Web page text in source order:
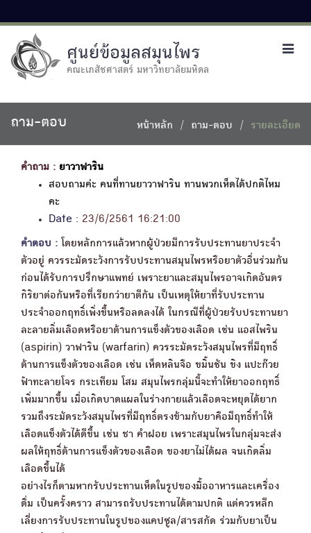
ศูนย์ข้อมูลสมุนไพร
คณะเภสัชศาสตร์ มหาวิทยาลัยมหิดล
ถาม-ตอบ หน้าหลัก ถาม-ตอบ รายละเอียด
คำถาม : ยาวาฟาริน
สอบถามค่ะ คนที่ทานยาวาฟาริน ทานพวกเห็ดได้ปกติไหม
คะ
Date : 23/6/2561 16:21:00
คำตอบ : โดยหลักการแล้วหากผู้ป่วยมีการรับประทานยาประจำ
ตัวอยู่ ควรระมัดระวังการรับประทานสมุนไพรหรือยาตัวอื่นร่วมกัน
ก่อนได้รับการปรึกษาแพทย์ เพราะยาและสมุนไพรอาจเกิดอันตร
กิริยาต่อกันหรือที่เรียกว่ายาตีกัน เป็นเหตุให้ยาที่รับประทาน
ประจำออกฤทธิ์เพิ่งขึ้นหรือลดลงได้ ในกรณีที่ผู้ป่วยรับประทานยา
ละลายลิ่มเลือดหรือยาต้านการแข็งตัวของเลือด เช่น แอสไพริน
(aspirin) วาฟาริน (warfarin) ควรระมัดระวังสมุนไพรที่มีฤทธิ์
ต้านการแข็งตัวของเลือด เช่น เห็ดหลินจือ ขมิ้นชัน ขิง แปะก๊วย
ฟ้าทะลายโจร กระเทียม โสม สมุนไพรกลุ่มนี้จะทำให้ยาออกฤทธิ์
เพิ่มมากขึ้น เมื่อเกิดบาดแผลในร่างกายแล้วเลือดจะหยุดได้ยาก
รวมถึงระมัดระวังสมุนไพรที่มีฤทธิ์ตรงข้ามกับยาคือมีฤทธิ์ทำให้
เลือดแข็งตัวได้ดีขึ้น เช่น ชา คำฝอย เพราะสมุนไพรในกลุ่มจะส่ง
ผลให้ฤทธิ์ต้านการแข็งตัวของเลือด ของยาไม่ได้ผล จนเกิดลิ่ม
เลือดขึ้นได้
อย่างไรก็ตามหากรับประทานเห็ดในรูปของมื้ออาหารและเครื่อง
ดื่ม เป็นครั้งคราว สามารถรับประทานได้ตามปกติ แต่ควรหลีก
เลี่ยงการรับประทานในรูปของแคปซูล/สารสกัด ร่วมกับยาเป็น